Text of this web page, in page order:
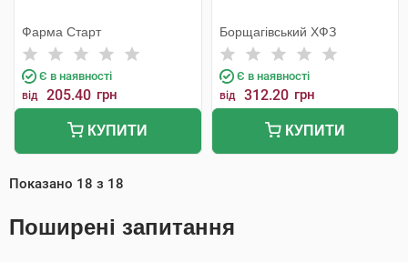
Фарма Старт
Є в наявності
від 205.40 грн
КУПИТИ
Борщагівський ХФЗ
Є в наявності
від 312.20 грн
КУПИТИ
Показано 18 з 18
Поширені запитання